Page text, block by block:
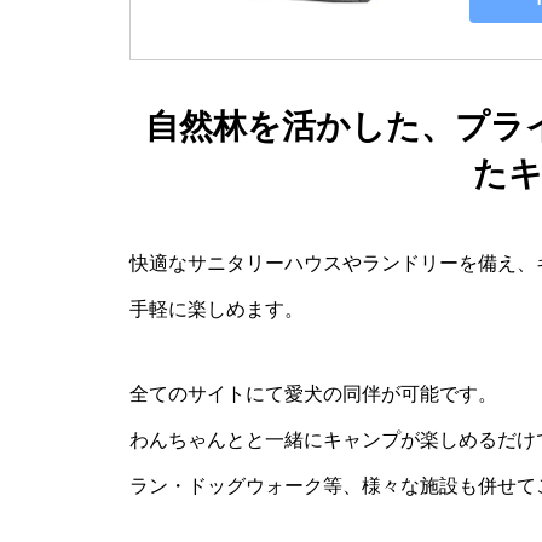
自然林を活かした、プ
た
快適なサニタリーハウスやランドリーを備え
手軽に楽しめます。
全てのサイトにて愛犬の同伴が可能です。
わんちゃんとと一緒にキャンプが楽しめるだ
ラン・ドッグウォーク等、様々な施設も併せ